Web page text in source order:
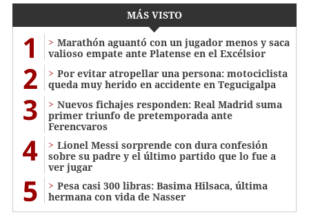
MÁS VISTO
1
Marathón aguantó con un jugador menos y saca
valioso empate ante Platense en el Excélsior
2
Por evitar atropellar una persona: motociclista
queda muy herido en accidente en Tegucigalpa
3
Nuevos fichajes responden: Real Madrid suma
primer triunfo de pretemporada ante
Ferencvaros
4
Lionel Messi sorprende con dura confesión
sobre su padre y el último partido que lo fue a
ver jugar
5
Pesa casi 300 libras: Basima Hilsaca, última
hermana con vida de Nasser